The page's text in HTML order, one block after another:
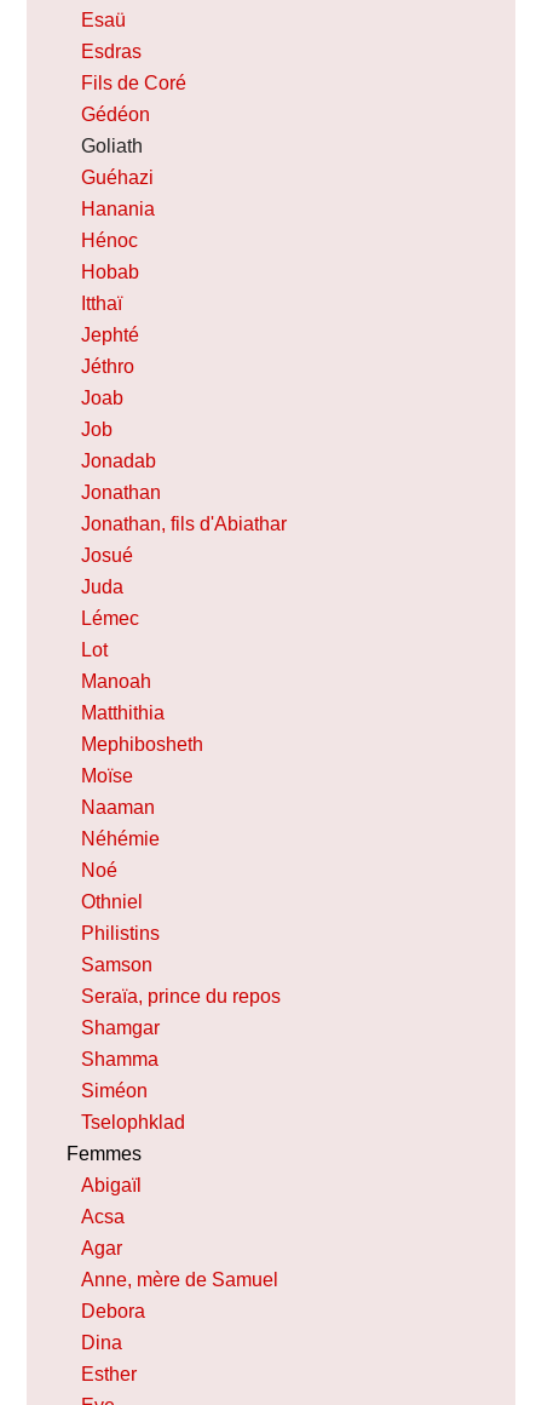
Esaü
Esdras
Fils de Coré
Gédéon
Goliath
Guéhazi
Hanania
Hénoc
Hobab
Itthaï
Jephté
Jéthro
Joab
Job
Jonadab
Jonathan
Jonathan, fils d'Abiathar
Josué
Juda
Lémec
Lot
Manoah
Matthithia
Mephibosheth
Moïse
Naaman
Néhémie
Noé
Othniel
Philistins
Samson
Seraïa, prince du repos
Shamgar
Shamma
Siméon
Tselophklad
Femmes
Abigaïl
Acsa
Agar
Anne, mère de Samuel
Debora
Dina
Esther